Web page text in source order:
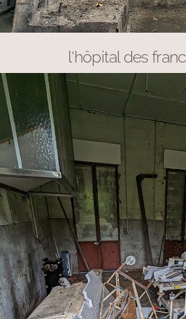
l'hôpital des